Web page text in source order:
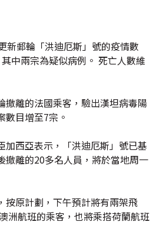
新郵輪「洪迪厄斯」號的疫情數
中兩宗為疑似病例。 死亡人數維
撤離的法國乘客，驗出漢坦病毒陽
數目增至7宗。
加西亞表示，「洪迪厄斯」號已基
撤離的20多名人員，將於當地周一
按原計劃，下午預計將有兩架飛
洲航班的乘客，也將乘搭荷蘭航班